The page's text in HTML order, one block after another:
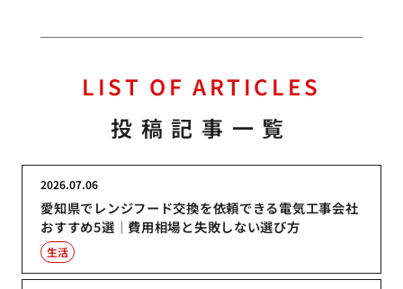
LIST OF ARTICLES
投稿記事一覧
愛知県でレンジフード交換を依頼できる電気工事会社
おすすめ5選｜費用相場と失敗しない選び方
2026.07.06
生活